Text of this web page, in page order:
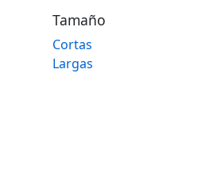
Tamaño
Cortas
Largas